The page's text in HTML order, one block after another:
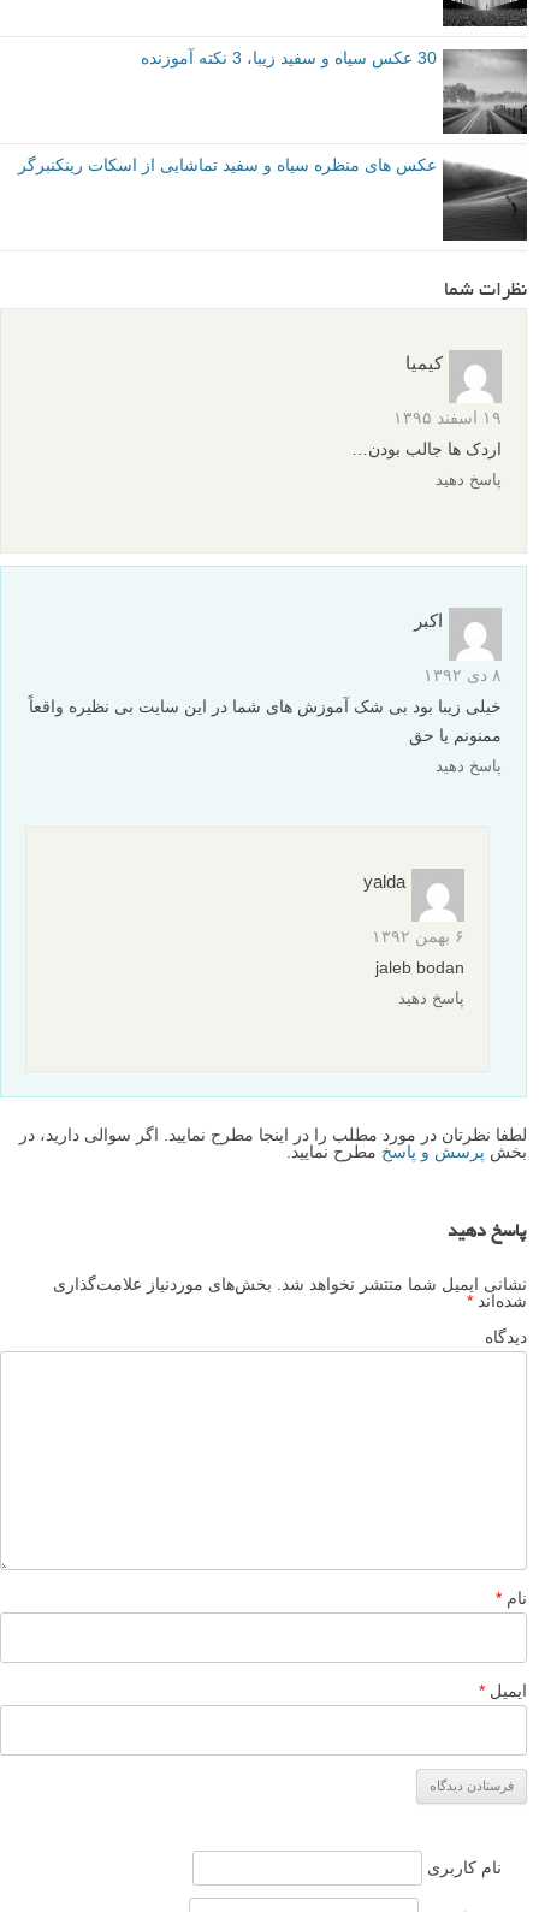
30 عکس سیاه و سفید زیبا، 3 نکته آموزنده
عکس های منظره سیاه و سفید تماشایی از اسکات رینکنبرگر
نظرات شما
کیمیا
۱۹ اسفند ۱۳۹۵
اردک ها جالب بودن…
پاسخ دهید
اکبر
۸ دی ۱۳۹۲
خیلی زیبا بود بی شک آموزش های شما در این سایت بی نظیره واقعاً
ممنونم یا حق
پاسخ دهید
yalda
۶ بهمن ۱۳۹۲
jaleb bodan
پاسخ دهید
لطفا نظرتان در مورد مطلب را در اینجا مطرح نمایید. اگر سوالی دارید، در
بخش پرسش و پاسخ مطرح نمایید.
پاسخ دهید
نشانی ایمیل شما منتشر نخواهد شد.
بخش‌های موردنیاز علامت‌گذاری
شده‌اند *
دیدگاه
نام *
ایمیل *
نام کاربری